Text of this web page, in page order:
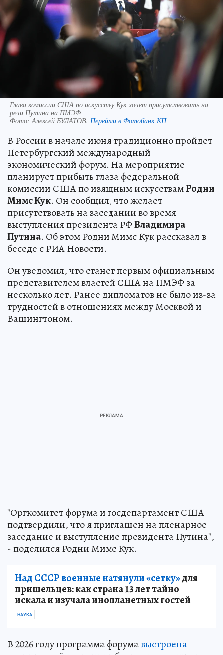
Глава комиссии США по искусству Кук хочет присутствовать на
речи Путина на ПМЭФ
Фото:Алексей БУЛАТОВ. Перейти в Фотобанк КП
В России в начале июня традиционно пройдет
Петербургский международный
экономический форум. На мероприятие
планирует прибыть глава федеральной
комиссии США по изящным искусствамРодни
Мимс Кук. Он сообщил, что желает
присутствовать на заседании во время
выступления президента РФВладимира
Путина. Об этом Родни Мимс Кук рассказал в
беседе с РИА Новости.
Он уведомил, что станет первым официальным
представителем властей США на ПМЭФ за
несколько лет. Ранее дипломатов не было из-за
трудностей в отношениях между Москвой и
Вашингтоном.
"Оргкомитет форума и госдепартамент США
подтвердили, что я приглашен на пленарное
заседание и выступление президента Путина",
- поделился Родни Мимс Кук.
Над СССР военные натянули «сетку»для
пришельцев: как страна 13 лет тайно
искала и изучала инопланетных гостей
НАУКА
В 2026 году программа форумавыстроена